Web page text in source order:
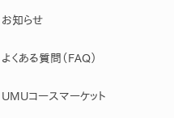
お知らせ
よくある質問（FAQ）
UMUコースマーケット